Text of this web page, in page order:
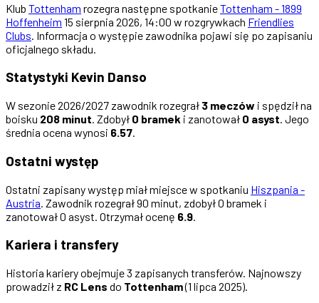
Klub Tottenham rozegra następne spotkanieTottenham - 1899
Hoffenheim 15 sierpnia 2026, 14:00 w rozgrywkach Friendlies
Clubs . Informacja o występie zawodnika pojawi się po zapisaniu
oficjalnego składu.
Statystyki Kevin Danso
W sezonie 2026/2027 zawodnik rozegrał 3 meczów i spędził na
boisku 208 minut. Zdobył 0 bramek i zanotował 0 asyst. Jego
średnia ocena wynosi 6.57.
Ostatni występ
Ostatni zapisany występ miał miejsce w spotkaniu Hiszpania -
Austria . Zawodnik rozegrał 90 minut, zdobył 0 bramek i
zanotował 0 asyst. Otrzymał ocenę 6.9
Kariera i transfery
Historia kariery obejmuje 3 zapisanych transferów. Najnowszy
prowadził z RC Lens do Tottenham(1 lipca 2025).